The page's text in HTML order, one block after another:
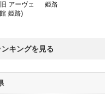
アーヴェ
姫路)
姫路
キングを見る